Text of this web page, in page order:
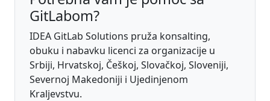
GitLabom?
IDEA GitLab Solutions pruža konsalting,
obuku i nabavku licenci za organizacije u
Srbiji, Hrvatskoj, Češkoj, Slovačkoj, Sloveniji,
Severnoj Makedoniji i Ujedinjenom
Kraljevstvu.